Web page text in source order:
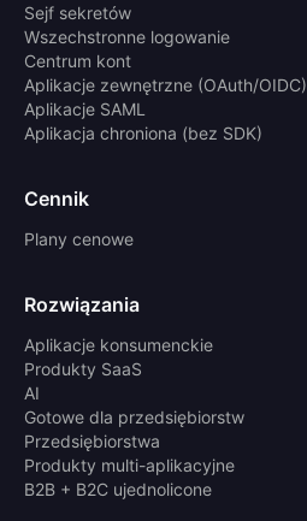
Sejf sekretów
Wszechstronne logowanie
Centrum kont
Aplikacje zewnętrzne (OAuth/OIDC)
Aplikacje SAML
Aplikacja chroniona (bez SDK)
Cennik
Plany cenowe
Rozwiązania
Aplikacje konsumenckie
Produkty SaaS
AI
Gotowe dla przedsiębiorstw
Przedsiębiorstwa
Produkty multi-aplikacyjne
B2B + B2C ujednolicone